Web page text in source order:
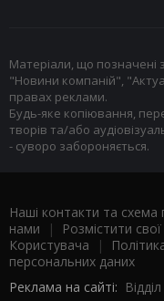
Матеріали, що
"Новини компаній",
правах реклами.
Будь-яке копіювання,
творів та/або
- суворо забороняється.
Наші контакти та схема
нами | Розмістити
Користувача |
персональних даних
Реклама на сайті: